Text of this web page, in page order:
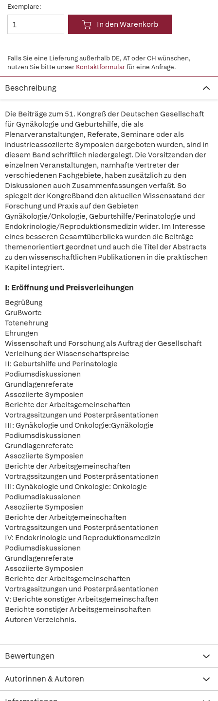
Exemplare:
In den Warenkorb
Falls Sie eine Lieferung außerhalb DE, AT oder CH wünschen,
nutzen Sie bitte unser Kontaktformularfür eine Anfrage.
Beschreibung
Die Beiträge zum 51. Kongreß der Deutschen Gesellschaft
für Gynäkologie und Geburtshilfe, die als
Plenarveranstaltungen, Referate, Seminare oder als
industrieassoziierte Symposien dargeboten wurden, sind in
diesem Band schriftlich niedergelegt. Die Vorsitzenden der
einzelnen Veranstaltungen, namhafte Vertreter der
verschiedenen Fachgebiete, haben zusätzlich zu den
Diskussionen auch Zusammenfassungen verfaßt. So
spiegelt der Kongreßband den aktuellen Wissensstand der
Forschung und Praxis auf den Gebieten
Gynäkologie/Onkologie, Geburtshilfe/Perinatologie und
Endokrinologie/Reproduktionsmedizin wider. Im Interesse
eines besseren Gesamtüberblicks wurden die Beiträge
themenorientiert geordnet und auch die Titel der Abstracts
zu den wissenschaftlichen Publikationen in die praktischen
Kapitel integriert.
I: Eröffnung und Preisverleihungen
Begrüßung
Grußworte
Totenehrung
Ehrungen
Wissenschaft und Forschung als Auftrag der Gesellschaft
Verleihung der Wissenschaftspreise
II: Geburtshilfe und Perinatologie
Podiumsdiskussionen
Grundlagenreferate
Assoziierte Symposien
Berichte der Arbeitsgemeinschaften
Vortragssitzungen und Posterpräsentationen
III: Gynäkologie und Onkologie:Gynäkologie
Podiumsdiskussionen
Grundlagenreferate
Assoziierte Symposien
Berichte der Arbeitsgemeinschaften
Vortragssitzungen und Posterpräsentationen
III: Gynäkologie und Onkologie: Onkologie
Podiumsdiskussionen
Assoziierte Symposien
Berichte der Arbeitgemeinschaften
Vortragssitzungen und Posterpräsentationen
IV: Endokrinologie und Reproduktionsmedizin
Podiumsdiskussionen
Grundlagenreferate
Assoziierte Symposien
Berichte der Arbeitsgemeinschaften
Vortragssitzungen und Posterpräsentationen
V: Berichte sonstiger Arbeitsgemeinschaften
Berichte sonstiger Arbeitsgemeinschaften
Autoren Verzeichnis.
Bewertungen
Autorinnen & Autoren